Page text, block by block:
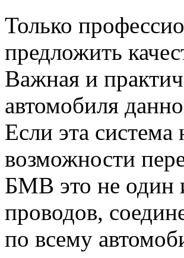
Только
предложить
Важная и
автомобиля
Если эта
возможности
БМВ это не один
проводов,
по всему